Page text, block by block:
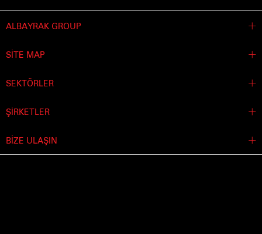
ALBAYRAK GROUP
SİTE MAP
SEKTÖRLER
ŞİRKETLER
BİZE ULAŞIN